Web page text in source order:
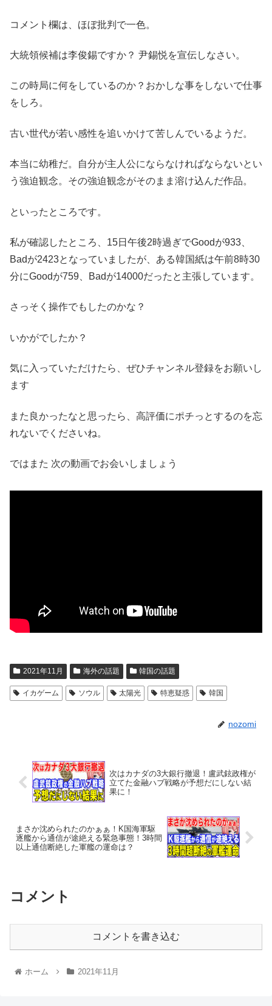
コメント欄は、ほぼ批判で一色。
大統領候補は李俊錫ですか？ 尹錫悦を宣伝しなさい。
この時局に何をしているのか？おかしな事をしないで仕事
をしろ。
古い世代が若い感性を追いかけて苦しんでいるようだ。
本当に幼稚だ。自分が主人公にならなければならないとい
う強迫観念。その強迫観念がそのまま溶け込んだ作品。
といったところです。
私が確認したところ、15日午後2時過ぎでGoodが933、
Badが2423となっていましたが、ある韓国紙は午前8時30
分にGoodが759、Badが14000だったと主張しています。
さっそく操作でもしたのかな？
いかがでしたか？
気に入っていただけたら、ぜひチャンネル登録をお願いし
ます
また良かったなと思ったら、高評価にポチっとするのを忘
れないでくださいね。
ではまた 次の動画でお会いしましょう
2021年11月 海外の話題 韓国の話題
イカゲーム ソウル 太陽光 特恵疑惑 韓国
nozomi
次はカナダの3大銀行撤退！盧武鉉政権が
立てた金融ハブ戦略が予想だにしない結
果に！
まさか沈められたのかぁぁ！K国海軍駆
逐艦から通信が途絶える緊急事態！3時間
以上通信断絶した軍艦の運命は？
コメント
コメントを書き込む
ホーム 2021年11月